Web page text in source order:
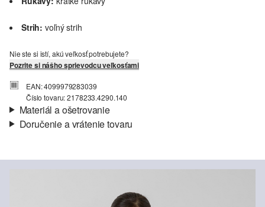
Strih: voľný strih
Nie ste si istí, akú veľkosť potrebujete?
Pozrite si nášho sprievodcu veľkosťami
EAN: 4099979283039
Číslo tovaru: 2178233.4290.140
Materiál a ošetrovanie
Materiál: Bavlna
Doručenie a vrátenie tovaru
Vaša objednávka bude odoslaná do 4-8 pracovných dní
štandardné doručenie sú 4,95 €